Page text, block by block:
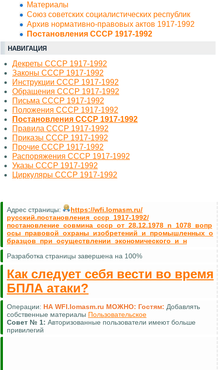
Материалы
Союз советских социалистических республик
Архив нормативно-правовых актов 1917-1992
Постановления СССР 1917-1992
НАВИГАЦИЯ
Декреты СССР 1917-1992
Законы СССР 1917-1992
Инструкции СССР 1917-1992
Обращения СССР 1917-1992
Письма СССР 1917-1992
Положения СССР 1917-1992
Постановления СССР 1917-1992
Правила СССР 1917-1992
Приказы СССР 1917-1992
Прочие СССР 1917-1992
Распоряжения СССР 1917-1992
Указы СССР 1917-1992
Циркуляры СССР 1917-1992
Адрес страницы:
https://wfi.lomasm.ru/
русский.постановления_ссср_1917-1992/
постановление_совмина_ссср_от_28.12.1978_n_1078_вопр
осы_правовой_охраны_изобретений_и_промышленных_о
бразцов_при_осуществлении_экономического_и_н
Разработка страницы завершена на 100%
Как следует себя вести во время
БПЛА атаки?
Операции: НА WFI.lomasm.ru МОЖНО: Гостям: Добавлять
собственные материалы Пользовательское
Совет № 1: Авторизованные пользователи имеют больше
привилегий